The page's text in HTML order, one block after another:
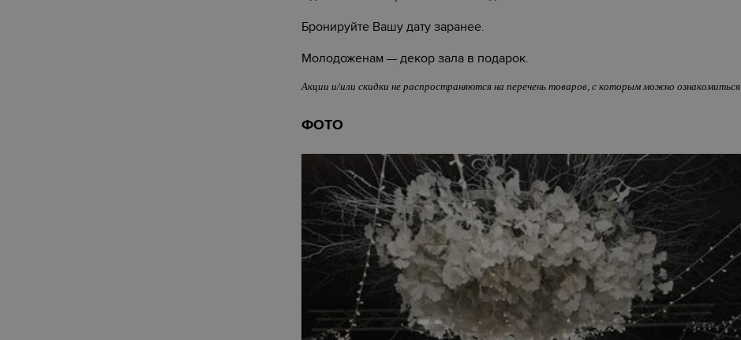
Бронируйте Вашу дату заранее.
Молодоженам — декор зала в подарок.
Акции и/или скидки не распространяются на перечень товаров, с которым можно ознакомиться
ФОТО